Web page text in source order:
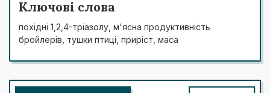
5-(3-methyl-pyrazol-5-yl)-1,2,4-triazol-3-yl)thio)acetate;
ylmethyl)-4H-1,2,4-triazol-3-yl)thio)acetate. Динаміку
приросту птиці визначали шляхом індивідуального
зважування із подальшим визначенням абсолютних та
птиці здійснювали згідно з видом і віковими періодами
Ключові слова
похідні 1,2,4-тріазолу, м'ясна продуктивність
бройлерів, тушки птиці, приріст, маса